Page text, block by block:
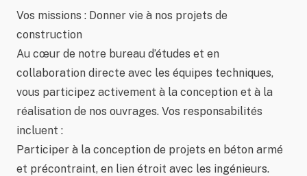
Vos missions : Donner vie à nos projets de
construction
Au cœur de notre bureau d’études et en
collaboration directe avec les équipes techniques,
vous participez activement à la conception et à la
réalisation de nos ouvrages. Vos responsabilités
incluent :
Participer à la conception de projets en béton armé
et précontraint, en lien étroit avec les ingénieurs.